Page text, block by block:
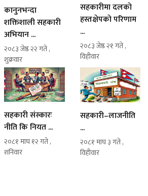
कानुनभन्दा
शक्तिशाली सहकारी
अभियान ...
२०८३ जेष्ठ २२ गते ,
शुक्रवार
सहकारीमा दलकाे
हस्तक्षेपकाे परिणाम
...
२०८३ जेष्ठ २१ गते ,
विहीवार
सहकारी संस्कारः
नीति कि नियत ...
२०८१ माघ १२ गते ,
शनिवार
सहकारी–लाजनीति
...
२०८१ माघ ३ गते ,
विहीवार